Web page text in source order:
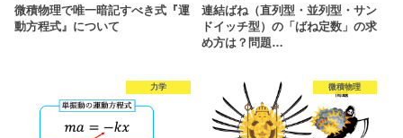
微積物理で唯一暗記すべき式『運
動方程式』について
連結ばね（直列型・並列型・サン
ドイッチ型）の「ばね定数」の求
め方は？問題…
力学 微積物理